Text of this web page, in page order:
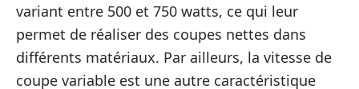
variant entre 500 et 750 watts, ce qui leur
permet de réaliser des coupes nettes dans
différents matériaux. Par ailleurs, la vitesse de
coupe variable est une autre caractéristique